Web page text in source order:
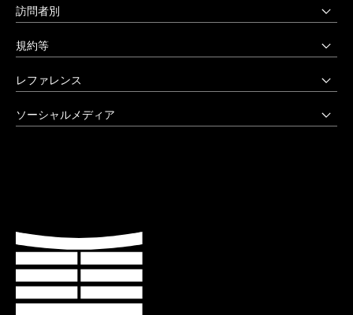
〒158-8558 東京都世田谷区上野毛3-15-34
03-3702-1141（代）
八王子キャンパス
〒192-0394 東京都八王子市鑓水2-1723
多摩美術大学図書館
多摩美術大学美術館
アートテーク
アートアーカイヴセンター
生涯学習センター
訪問者別
受験生の方へ
受験上の配慮をご希望の方へ
在学生の方へ
卒業生の方へ
規約等
公益通報窓口
非常時の対応
激甚災害等の特別支援について
大学評価（認証評価）
教育情報の公表
レファレンス
創立90周年記念事業
卒業制作優秀作品集
ソーシャルメディア